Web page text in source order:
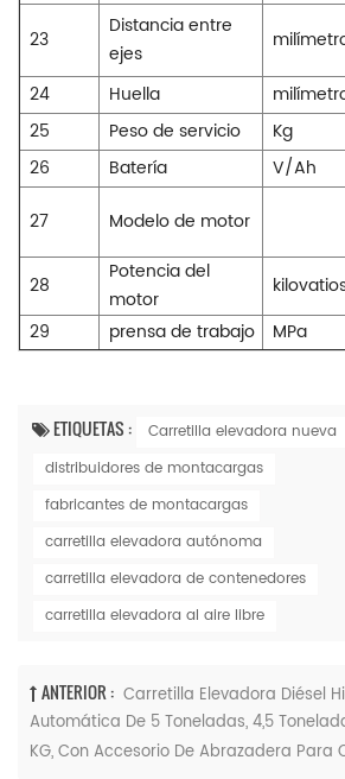
23
Distancia entre
ejes
24
Huella
25
Peso de servicio Kg
26
Batería V/Ah
27
Modelo de motor
28
Potencia del
motor
29
prensa de trabajo MPa
ETIQUETAS :
Carretilla elevadora nueva
distribuidores de montacargas
fabricantes de montacargas
carretilla elevadora autónoma
carretilla elevadora de contenedores
carretilla elevadora al aire libre
ANTERIOR : Carretilla Elevadora Diésel
Automática De 5 Toneladas, 4,5
KG, Con Accesorio De Abrazadera Para